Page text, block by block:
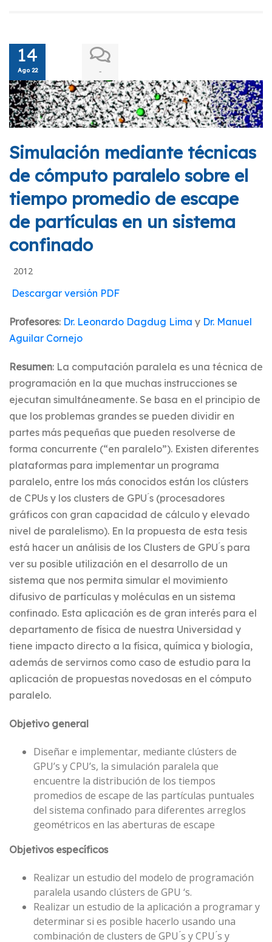
14
Ago 22 -
Simulación mediante técnicas
de cómputo paralelo sobre el
tiempo promedio de escape
de partículas en un sistema
confinado
2012
Descargar versión PDF
Profesores: Dr. Leonardo Dagdug Lima y Dr. Manuel
Aguilar Cornejo
Resumen: La computación paralela es una técnica de
programación en la que muchas instrucciones se
ejecutan simultáneamente. Se basa en el principio de
que los problemas grandes se pueden dividir en
partes más pequeñas que pueden resolverse de
forma concurrente (“en paralelo”). Existen diferentes
plataformas para implementar un programa
paralelo, entre los más conocidos están los clústers
de CPUs y los clusters de GPU ́s (procesadores
gráficos con gran capacidad de cálculo y elevado
nivel de paralelismo). En la propuesta de esta tesis
está hacer un análisis de los Clusters de GPU ́s para
ver su posible utilización en el desarrollo de un
sistema que nos permita simular el movimiento
difusivo de partículas y moléculas en un sistema
confinado. Esta aplicación es de gran interés para el
departamento de física de nuestra Universidad y
tiene impacto directo a la física, química y biología,
además de servirnos como caso de estudio para la
aplicación de propuestas novedosas en el cómputo
paralelo.
Objetivo general
Diseñar e implementar, mediante clústers de
GPU’s y CPU’s, la simulación paralela que
encuentre la distribución de los tiempos
promedios de escape de las partículas puntuales
del sistema confinado para diferentes arreglos
geométricos en las aberturas de escape
Objetivos específicos
Realizar un estudio del modelo de programación
paralela usando clústers de GPU ‘s.
Realizar un estudio de la aplicación a programar y
determinar si es posible hacerlo usando una
combinación de clusters de GPU ́s y CPU ́s y